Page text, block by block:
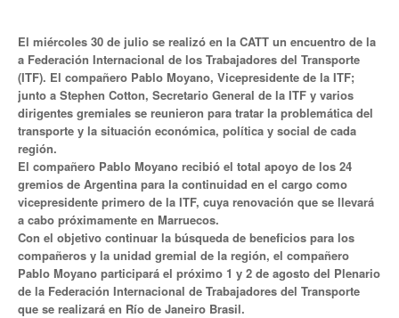
Seccionales
Ramas por actividad
Camioneros solidarios
Galería de Delegaciones y Seccionales
Galería de videos
Videos de prevención
Noticias de Delegaciones y Seccionales
Memoria histórica
El miércoles 30 de julio se realizó en la CATT un encuentro de la
a Federación Internacional de los Trabajadores del Transporte
(ITF). El compañero Pablo Moyano, Vicepresidente de la ITF;
junto a Stephen Cotton, Secretario General de la ITF y varios
dirigentes gremiales se reunieron para tratar la problemática del
transporte y la situación económica, política y social de cada
región.
El compañero Pablo Moyano recibió el total apoyo de los 24
gremios de Argentina para la continuidad en el cargo como
vicepresidente primero de la ITF, cuya renovación que se llevará
a cabo próximamente en Marruecos.
Con el objetivo continuar la búsqueda de beneficios para los
compañeros y la unidad gremial de la región, el compañero
Pablo Moyano participará el próximo 1 y 2 de agosto del Plenario
de la Federación Internacional de Trabajadores del Transporte
que se realizará en Río de Janeiro Brasil.